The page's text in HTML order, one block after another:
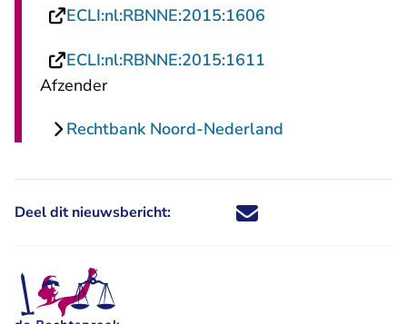
ECLI:nl:RBNNE:2015:1606
ECLI:nl:RBNNE:2015:1611
Afzender
Rechtbank Noord-Nederland
Deel dit nieuwsbericht: Deel dit nieuwsbericht via X -
Deel dit nieuwsbericht via
Deel dit nieuwsbericht
Deel dit